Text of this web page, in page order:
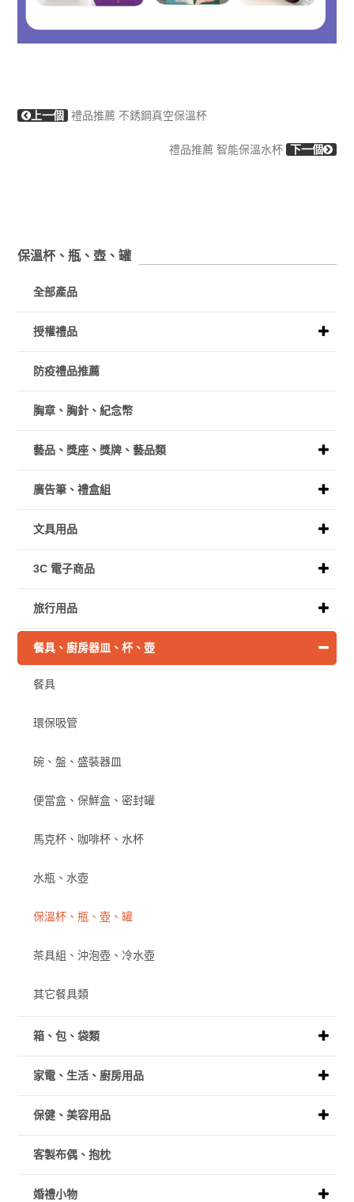
上一個 禮品推薦 不銹鋼真空保溫杯
禮品推薦 智能保溫水杯 下一個
保溫杯、瓶、壺、罐
全部產品
授權禮品
防疫禮品推薦
胸章、胸針、紀念幣
藝品、獎座、獎牌、藝品類
廣告筆、禮盒組
文具用品
3C 電子商品
旅行用品
餐具、廚房器皿、杯、壺
餐具
環保吸管
碗、盤、盛裝器皿
便當盒、保鮮盒、密封罐
馬克杯、咖啡杯、水杯
水瓶、水壺
保溫杯、瓶、壺、罐
茶具組、沖泡壺、冷水壺
其它餐具類
箱、包、袋類
家電、生活、廚房用品
保健、美容用品
客製布偶、抱枕
婚禮小物